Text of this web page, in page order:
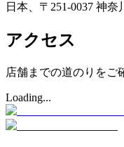
日本、〒251-0037 神
アクセス
店舗までの道のりをご
Loading...